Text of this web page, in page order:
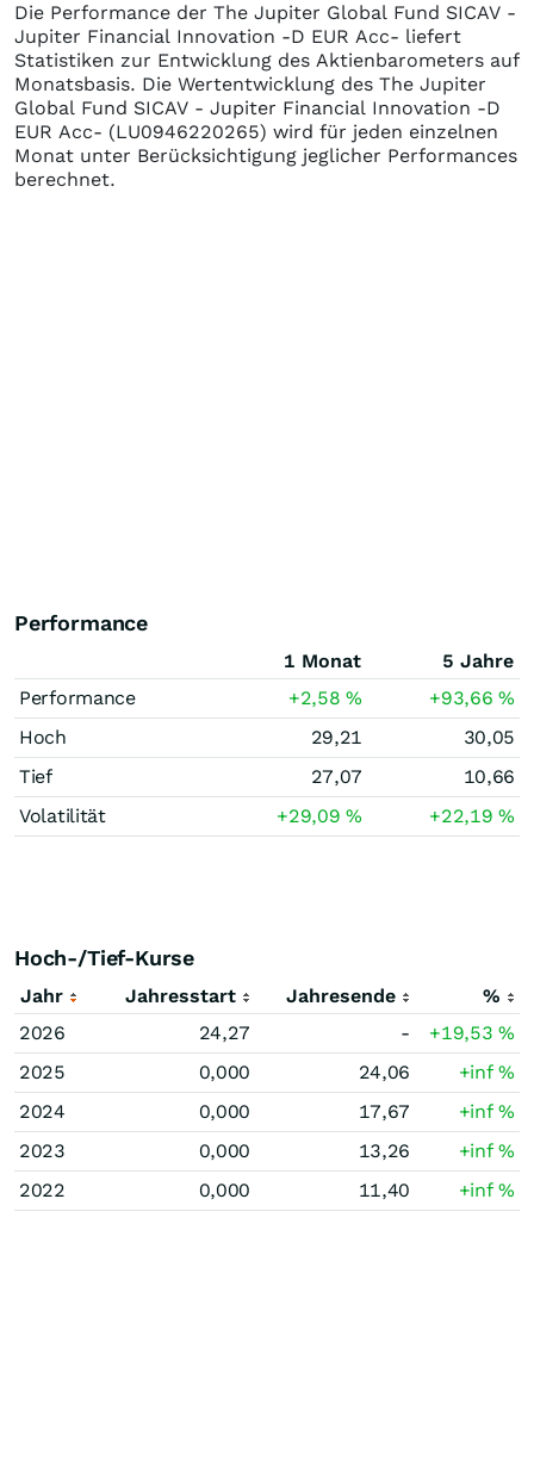
Die Performance der The Jupiter Global Fund SICAV -
Jupiter Financial Innovation -D EUR Acc- liefert
Statistiken zur Entwicklung des Aktienbarometers auf
Monatsbasis. Die Wertentwicklung des The Jupiter
Global Fund SICAV - Jupiter Financial Innovation -D
EUR Acc- (LU0946220265) wird für jeden einzelnen
Monat unter Berücksichtigung jeglicher Performances
berechnet.
Performance
1 Monat
5 Jahre
Performance
+2,58% +93,66%
Hoch
29,21
30,05
Tief
27,07
10,66
Volatilität
+29,09% +22,19%
Hoch-/Tief-Kurse
Jahr Jahresstart Jahresende
%
2026
24,27 - +19,53%
2025
0,000 24,06 +inf%
2024
0,000 17,67 +inf%
2023
0,000 13,26 +inf%
2022
0,000 11,40 +inf%